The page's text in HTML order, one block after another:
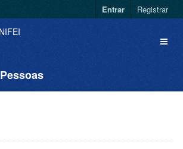
Entrar Registrar
Pessoas